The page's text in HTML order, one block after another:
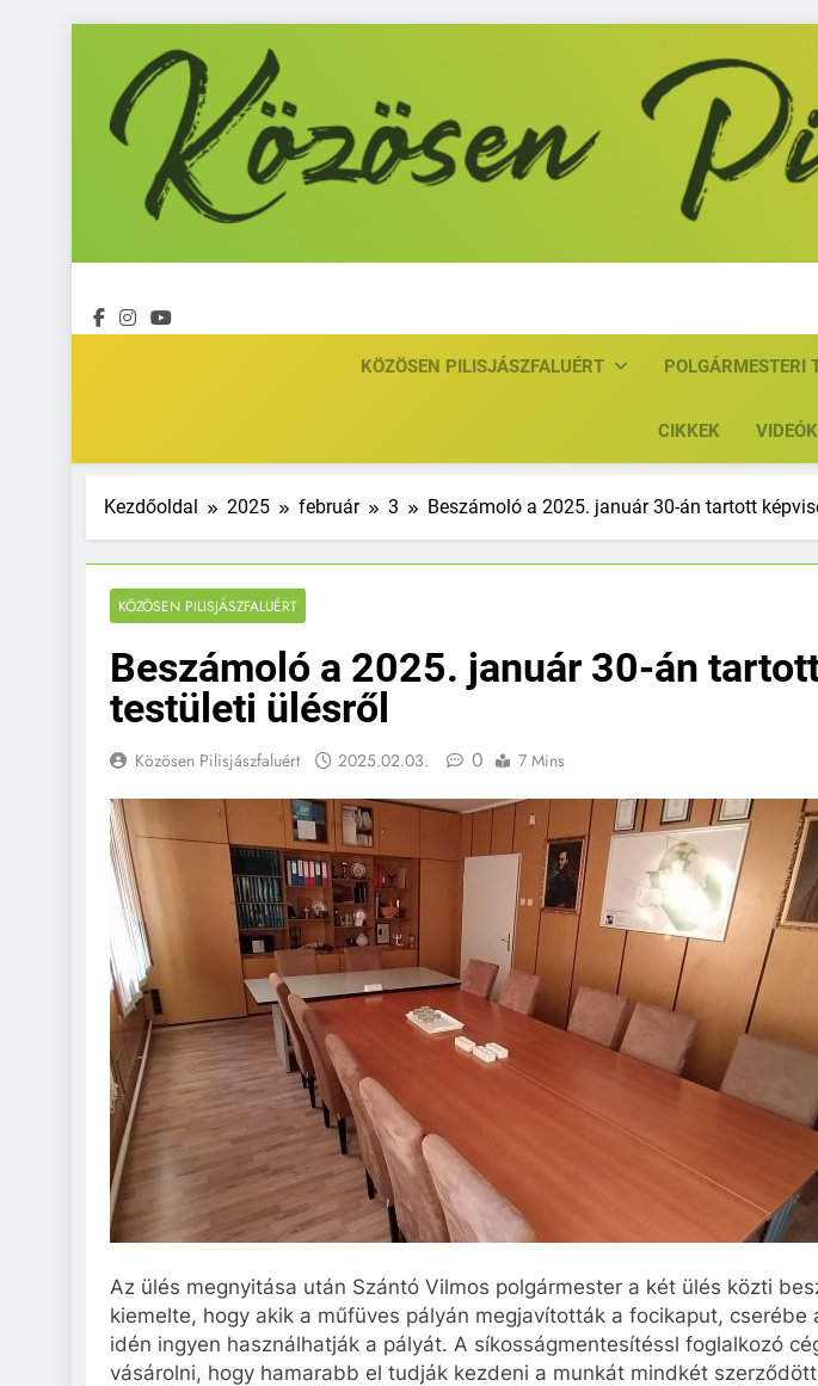
tartalomra
KÖZÖSEN PILISJÁSZFALUÉRT POLGÁRMESTERI
CIKKEK VIDEÓK
Kezdőoldal 2025 február 3 Beszámoló a 2025. január 30-án tartott
KÖZÖSEN PILISJÁSZFALUÉRT
Beszámoló a 2025. január 30-án
testületi ülésről
Közösen Pilisjászfaluért 2025.02.03. 0 7 Mins
Az ülés megnyitása után Szántó Vilmos polgármester a két ülés közti
kiemelte, hogy akik a műfüves pályán megjavították a focikaput,
idén ingyen használhatják a pályát. A síkosságmentesítéssl foglalkozó
vásárolni, hogy hamarabb el tudják kezdeni a munkát mindkét